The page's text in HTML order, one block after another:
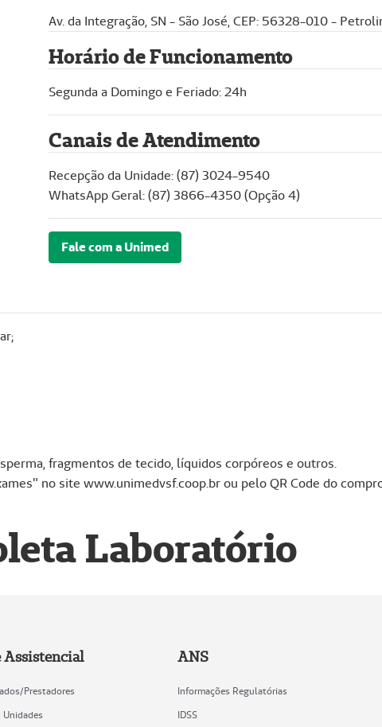
Av. da Integração, SN - São José, CEP: 56328-010 -
Horário de Funcionamento
Segunda a Domingo e Feriado: 24h
Canais de Atendimento
Recepção da Unidade: (87) 3024-9540
WhatsApp Geral: (87) 3866-4350 (Opção 4)
Fale com a Unimed
fragmentos de tecido, líquidos corpóreos e outros.
no site www.unimedvsf.coop.br ou pelo QR Code do
Laboratório
Assistencial
Prestadores
Unidades
ANS
Informações Regulatórias
IDSS